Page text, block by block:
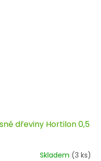
dřeviny Hortilon 0,5
Skladem (3 ks)